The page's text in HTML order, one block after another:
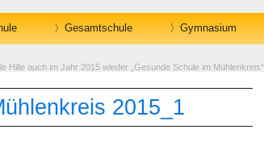
Gesamtschule Gymnasium
Hille auch im Jahr 2015 wieder „Gesunde Schule im Mühlenkreis“
2015_1